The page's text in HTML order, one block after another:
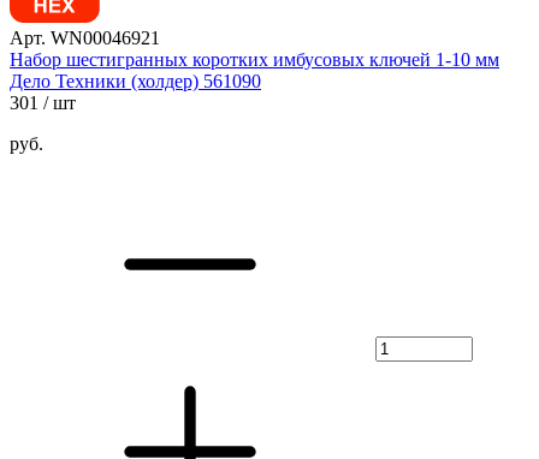
Арт. WN00046921
Набор шестигранных коротких имбусовых ключей 1-10 мм
Дело Техники (холдер) 561090
301 / шт
руб.